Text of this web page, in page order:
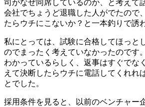
司がなぜ同席しているのか、と考えて
会社でちょうど退職した人がでたので
たらウチにこないか？と一本釣りで誘
私にとっては、試験に合格してほっと
のでまったく考えていなかったのです
わかっているらしく、返事はすぐでな
えて決断したらウチに電話してくれれ
とでした。
採用条件を見ると、以前のベンチャー